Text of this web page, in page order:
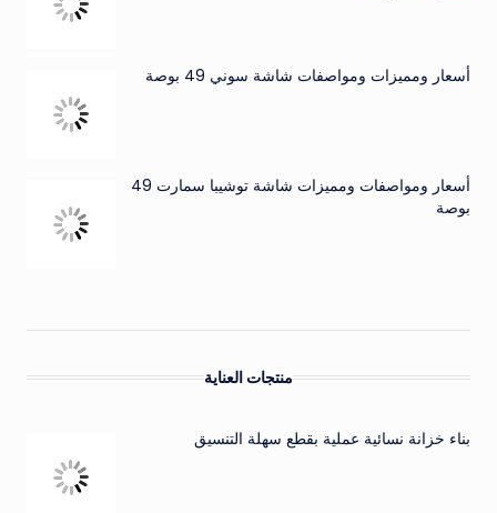
أسعار ومميزات ومواصفات شاشة سوني 49 بوصة
أسعار ومواصفات ومميزات شاشة توشيبا سمارت 49
بوصة
منتجات العناية
بناء خزانة نسائية عملية بقطع سهلة التنسيق